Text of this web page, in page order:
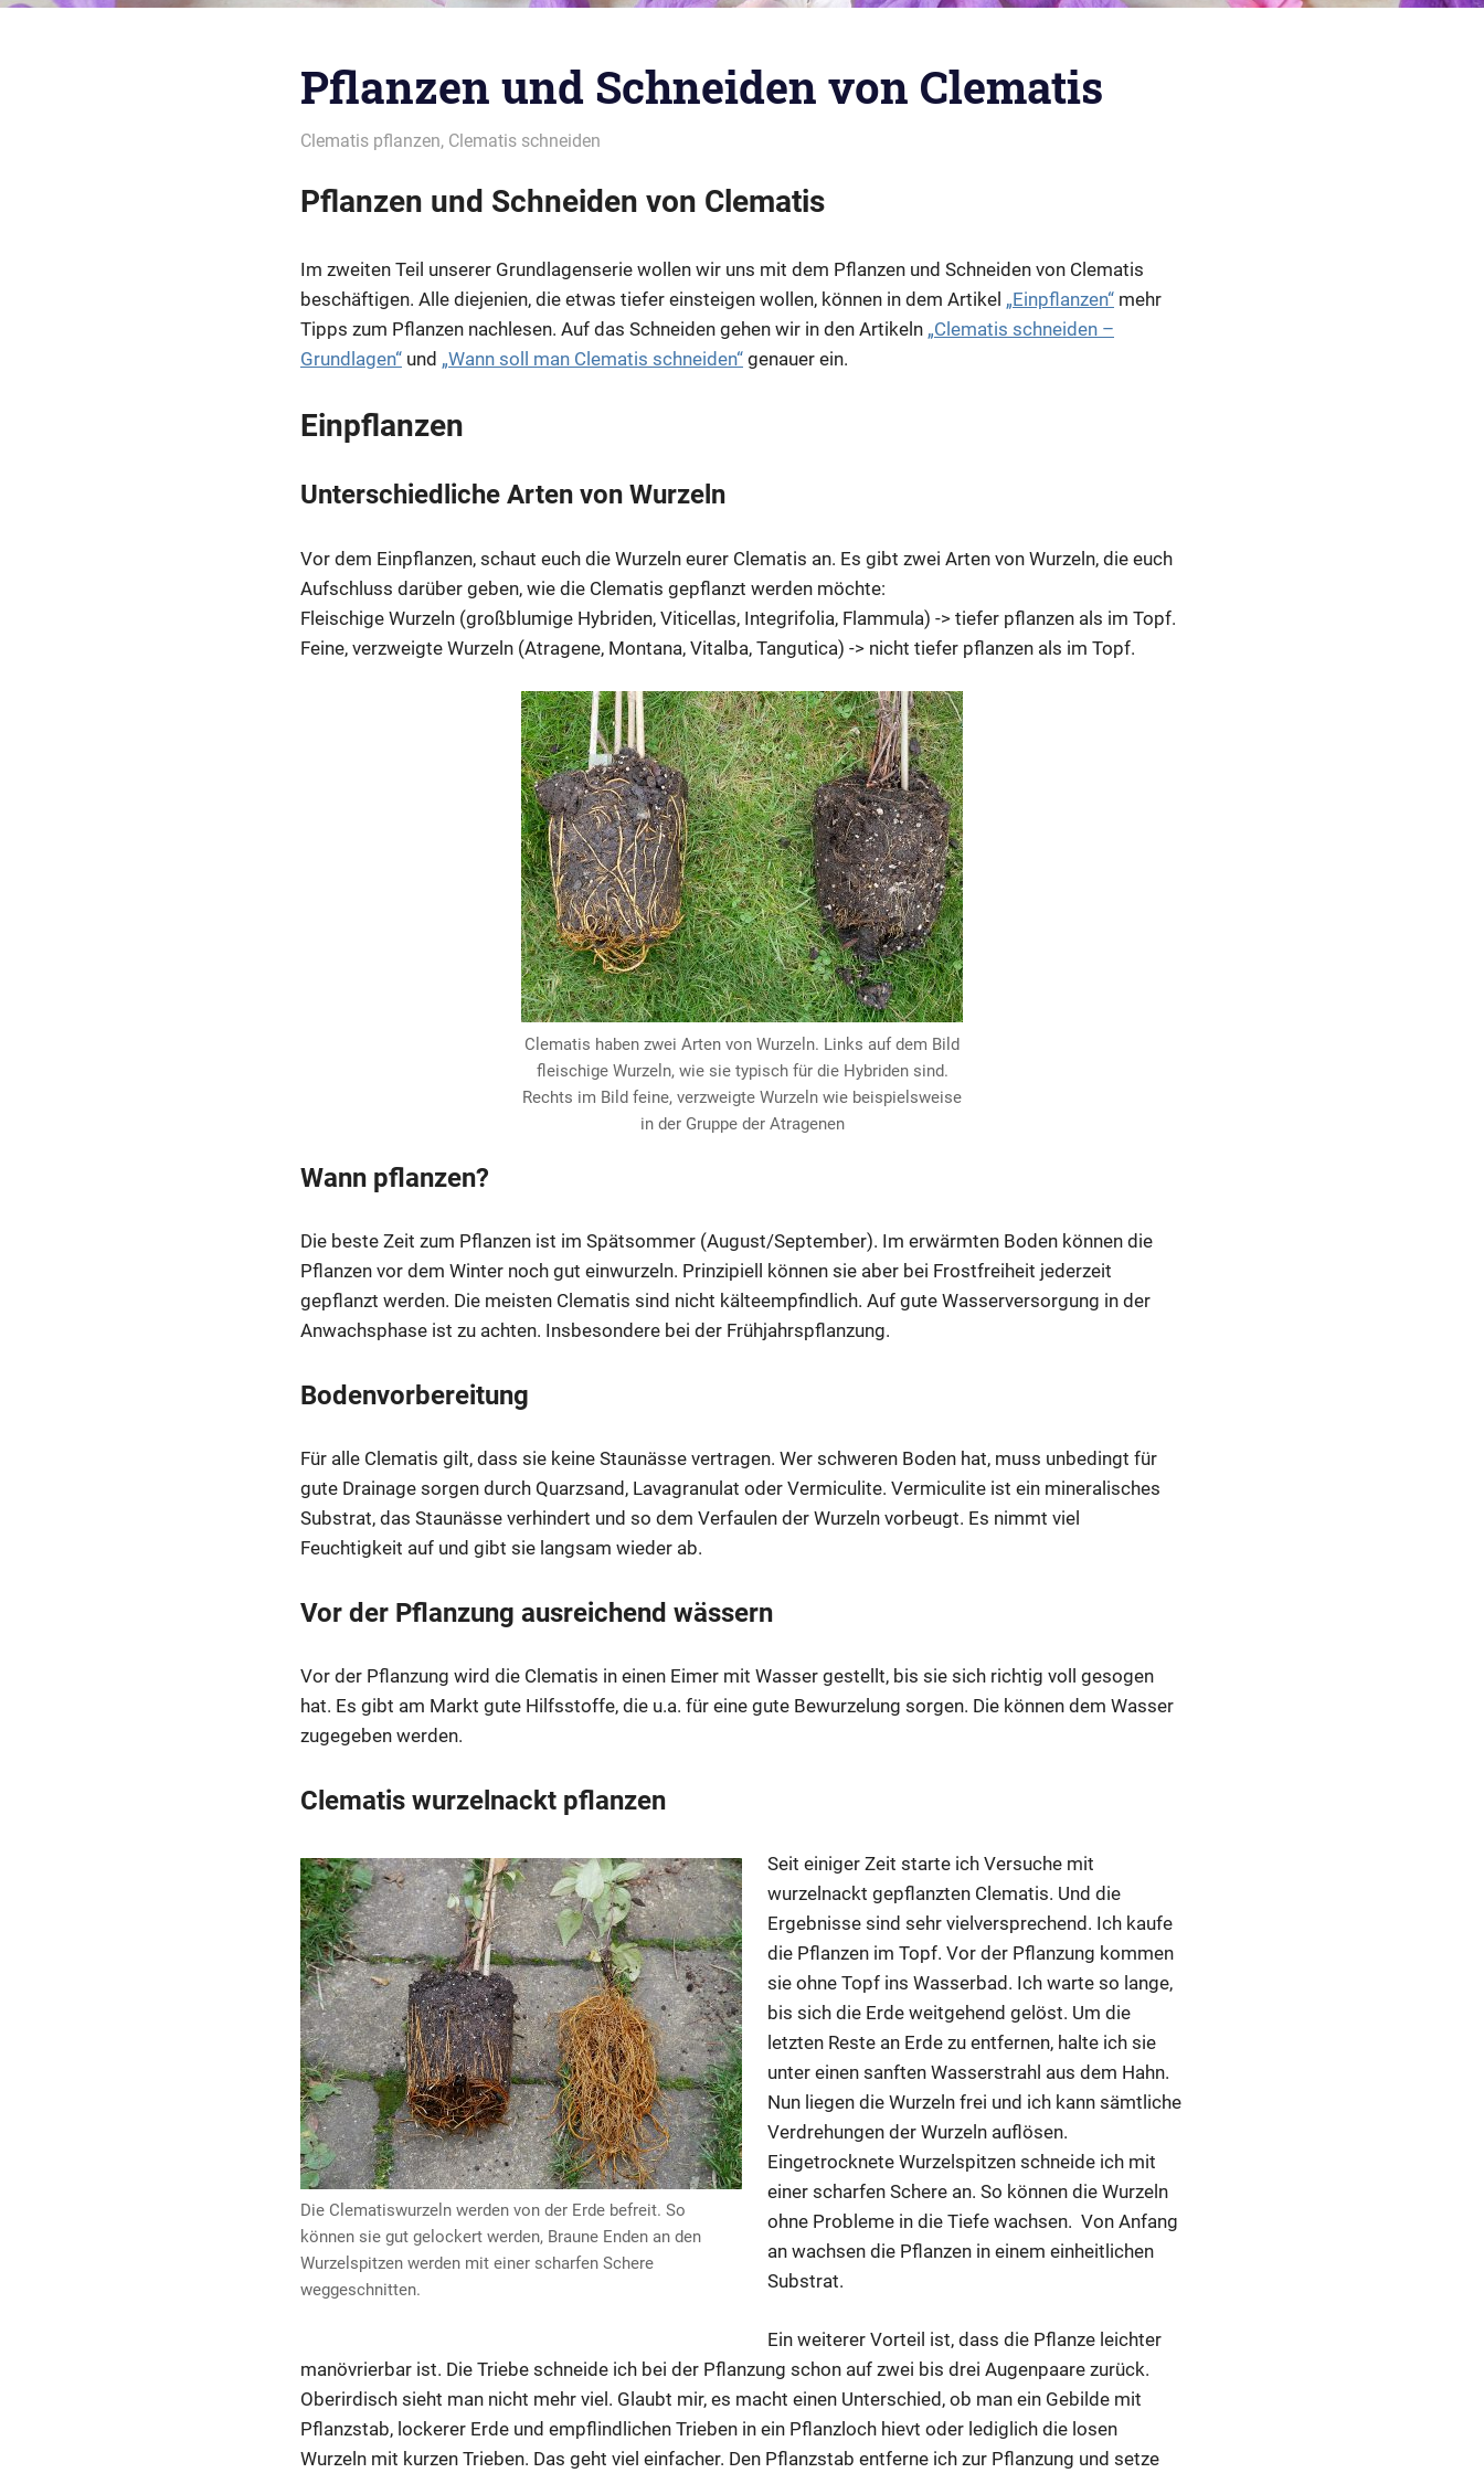
Pflanzen und Schneiden von Clematis
04/03/2020
montana
Clematis pflanzen, Clematis schneiden
Pflanzen und Schneiden von Clematis
Im zweiten Teil unserer Grundlagenserie wollen wir uns mit dem Pflanzen und Schneiden von Clematis
beschäftigen. Alle diejenien, die etwas tiefer einsteigen wollen, können in dem Artikel „Einpflanzen“ mehr
Tipps zum Pflanzen nachlesen. Auf das Schneiden gehen wir in den Artikeln „Clematis schneiden –
Grundlagen“ und „Wann soll man Clematis schneiden“ genauer ein.
Einpflanzen
Unterschiedliche Arten von Wurzeln
Vor dem Einpflanzen, schaut euch die Wurzeln eurer Clematis an. Es gibt zwei Arten von Wurzeln, die euch
Aufschluss darüber geben, wie die Clematis gepflanzt werden möchte:
Fleischige Wurzeln (großblumige Hybriden, Viticellas, Integrifolia, Flammula) -> tiefer pflanzen als im Topf.
Feine, verzweigte Wurzeln (Atragene, Montana, Vitalba, Tangutica) -> nicht tiefer pflanzen als im Topf.
Clematis haben zwei Arten von Wurzeln. Links auf dem Bild
fleischige Wurzeln, wie sie typisch für die Hybriden sind.
Rechts im Bild feine, verzweigte Wurzeln wie beispielsweise
in der Gruppe der Atragenen
Wann pflanzen?
Die beste Zeit zum Pflanzen ist im Spätsommer (August/September). Im erwärmten Boden können die
Pflanzen vor dem Winter noch gut einwurzeln. Prinzipiell können sie aber bei Frostfreiheit jederzeit
gepflanzt werden. Die meisten Clematis sind nicht kälteempfindlich. Auf gute Wasserversorgung in der
Anwachsphase ist zu achten. Insbesondere bei der Frühjahrspflanzung.
Bodenvorbereitung
Für alle Clematis gilt, dass sie keine Staunässe vertragen. Wer schweren Boden hat, muss unbedingt für
gute Drainage sorgen durch Quarzsand, Lavagranulat oder Vermiculite. Vermiculite ist ein mineralisches
Substrat, das Staunässe verhindert und so dem Verfaulen der Wurzeln vorbeugt. Es nimmt viel
Feuchtigkeit auf und gibt sie langsam wieder ab.
Vor der Pflanzung ausreichend wässern
Vor der Pflanzung wird die Clematis in einen Eimer mit Wasser gestellt, bis sie sich richtig voll gesogen
hat. Es gibt am Markt gute Hilfsstoffe, die u.a. für eine gute Bewurzelung sorgen. Die können dem Wasser
zugegeben werden.
Clematis wurzelnackt pflanzen
Die Clematiswurzeln werden von der Erde befreit. So
können sie gut gelockert werden, Braune Enden an den
Wurzelspitzen werden mit einer scharfen Schere
weggeschnitten.
Seit einiger Zeit starte ich Versuche mit
wurzelnackt gepflanzten Clematis. Und die
Ergebnisse sind sehr vielversprechend. Ich kaufe
die Pflanzen im Topf. Vor der Pflanzung kommen
sie ohne Topf ins Wasserbad. Ich warte so lange,
bis sich die Erde weitgehend gelöst. Um die
letzten Reste an Erde zu entfernen, halte ich sie
unter einen sanften Wasserstrahl aus dem Hahn.
Nun liegen die Wurzeln frei und ich kann sämtliche
Verdrehungen der Wurzeln auflösen.
Eingetrocknete Wurzelspitzen schneide ich mit
einer scharfen Schere an. So können die Wurzeln
ohne Probleme in die Tiefe wachsen. Von Anfang
an wachsen die Pflanzen in einem einheitlichen
Substrat.
Ein weiterer Vorteil ist, dass die Pflanze leichter
manövrierbar ist. Die Triebe schneide ich bei der Pflanzung schon auf zwei bis drei Augenpaare zurück.
Oberirdisch sieht man nicht mehr viel. Glaubt mir, es macht einen Unterschied, ob man ein Gebilde mit
Pflanzstab, lockerer Erde und empflindlichen Trieben in ein Pflanzloch hievt oder lediglich die losen
Wurzeln mit kurzen Trieben. Das geht viel einfacher. Den Pflanzstab entferne ich zur Pflanzung und setze